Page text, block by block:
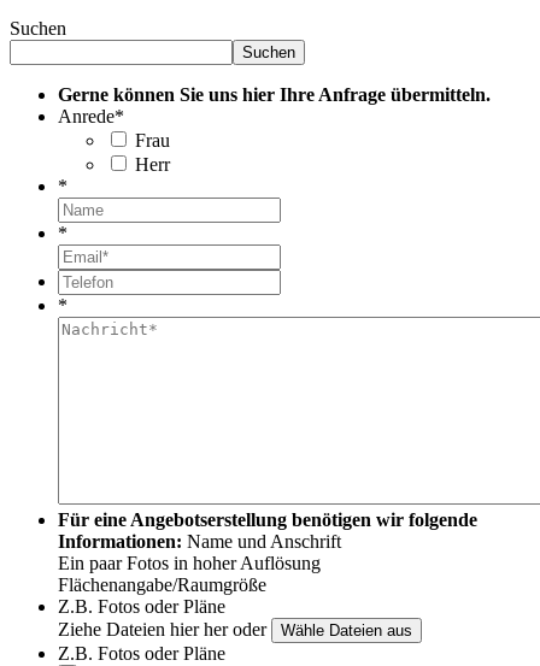
Suchen
Suchen
Gerne können Sie uns hier Ihre Anfrage übermitteln.
Anrede*
Frau
Herr
*
*
*
Für eine Angebotserstellung benötigen wir folgende
Informationen: Name und Anschrift
Ein paar Fotos in hoher Auflösung
Flächenangabe/Raumgröße
Z.B. Fotos oder Pläne
Ziehe Dateien hier her oder
Z.B. Fotos oder Pläne